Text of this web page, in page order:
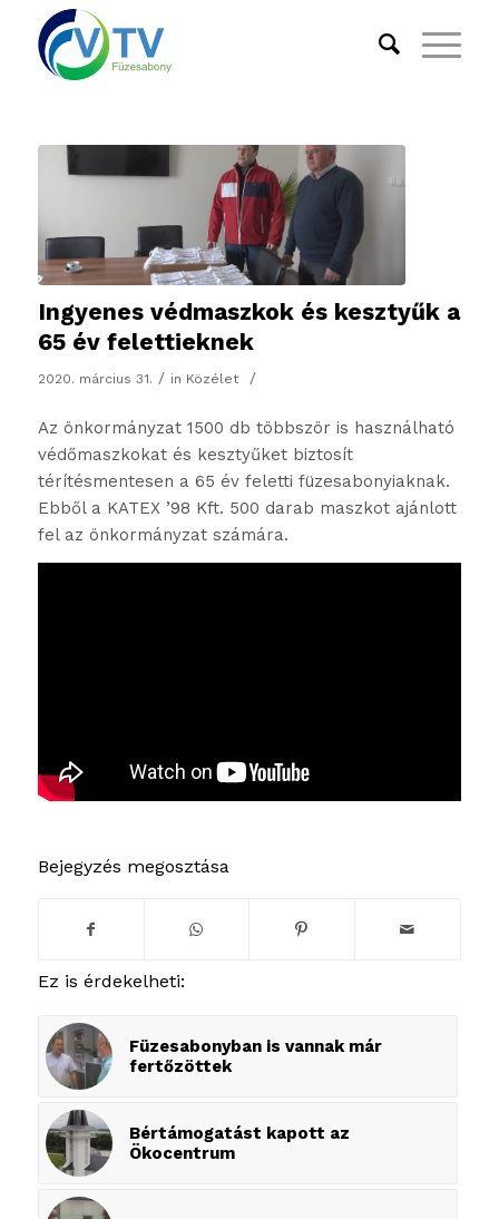
Ingyenes védmaszkok és kesztyűk a
65 év felettieknek
2020. március 31. / in Közélet /
Az önkormányzat 1500 db többször is használható
védőmaszkokat és kesztyűket biztosít
térítésmentesen a 65 év feletti füzesabonyiaknak.
Ebből a KATEX ’98 Kft. 500 darab maszkot ajánlott
fel az önkormányzat számára.
Bejegyzés megosztása
Ez is érdekelheti:
Füzesabonyban is vannak már
fertőzöttek
Bértámogatást kapott az
Ökocentrum